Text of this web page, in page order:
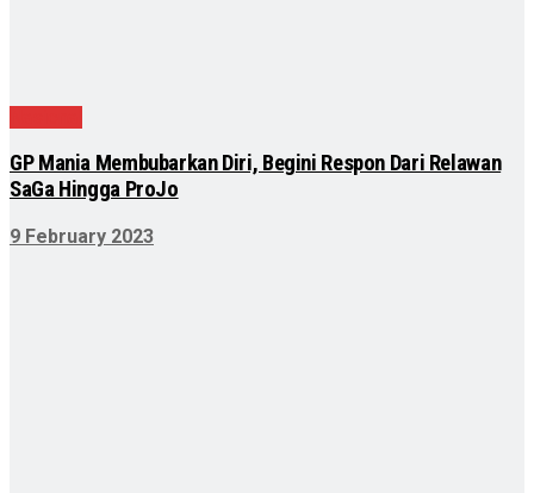
GP Mania Membubarkan Diri, Begini Respon Dari Relawan
SaGa Hingga ProJo
9 February 2023